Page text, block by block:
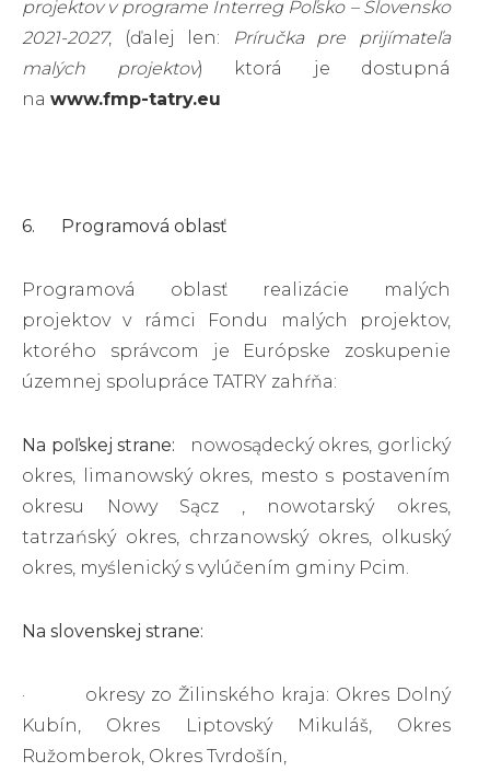
projektov v programe Interreg Poľsko – Slovensko
2021-2027, (ďalej len: Príručka pre prijímateľa
malých projektov) ktorá je dostupná
na www.fmp-tatry.eu
6. Programová oblasť
Programová oblasť realizácie malých
projektov v rámci Fondu malých projektov,
ktorého správcom je Európske zoskupenie
územnej spolupráce TATRY zahŕňa:
Na poľskej strane: nowosądecký okres, gorlický
okres, limanowský okres, mesto s postavením
okresu Nowy Sącz , nowotarský okres,
tatrzańský okres, chrzanowský okres, olkuský
okres, myślenický s vylúčením gminy Pcim.
Na slovenskej strane:
· okresy zo Žilinského kraja: Okres Dolný
Kubín, Okres Liptovský Mikuláš, Okres
Ružomberok, Okres Tvrdošín,